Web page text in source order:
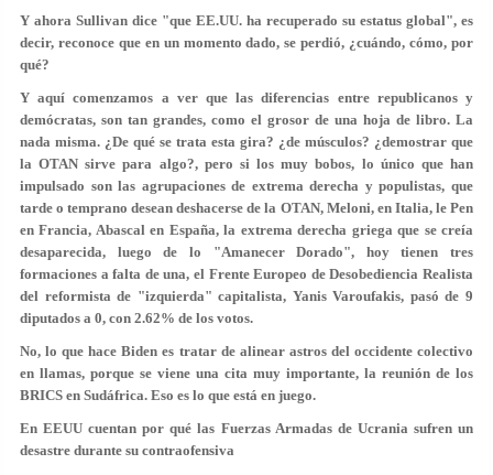
Y ahora Sullivan dice "que EE.UU. ha recuperado su estatus global", es
decir, reconoce que en un momento dado, se perdió, ¿cuándo, cómo, por
qué?
Y aquí comenzamos a ver que las diferencias entre republicanos y
demócratas, son tan grandes, como el grosor de una hoja de libro. La
nada misma. ¿De qué se trata esta gira? ¿de músculos? ¿demostrar que
la OTAN sirve para algo?, pero si los muy bobos, lo único que han
impulsado son las agrupaciones de extrema derecha y populistas, que
tarde o temprano desean deshacerse de la OTAN, Meloni, en Italia, le Pen
en Francia, Abascal en España, la extrema derecha griega que se creía
desaparecida, luego de lo "Amanecer Dorado", hoy tienen tres
formaciones a falta de una, el Frente Europeo de Desobediencia Realista
del reformista de "izquierda" capitalista, Yanis Varoufakis, pasó de 9
diputados a 0, con 2.62% de los votos.
No, lo que hace Biden es tratar de alinear astros del occidente colectivo
en llamas, porque se viene una cita muy importante, la reunión de los
BRICS en Sudáfrica. Eso es lo que está en juego.
En EEUU cuentan por qué las Fuerzas Armadas de Ucrania sufren un
desastre durante su contraofensiva